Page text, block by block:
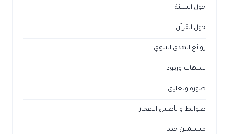
حول السنة
حول القراّن
روائع الهدى النبوي
شبهات وردود
صورة وتعليق
ضوابط و تأصيل الاعجاز
مسلمين جدد